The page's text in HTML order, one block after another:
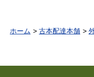
ホーム 古本配達本舗